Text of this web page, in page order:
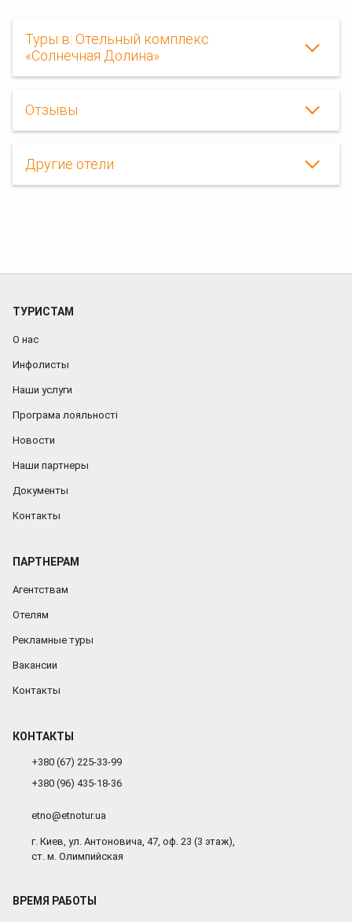
Туры в: Отельный комплекс
«Солнечная Долина»
Отзывы
Другие отели
ТУРИСТАМ
О нас
Инфолисты
Наши услуги
Програма лояльності
Новости
Наши партнеры
Документы
Контакты
ПАРТНЕРАМ
Агентствам
Отелям
Рекламные туры
Вакансии
Контакты
КОНТАКТЫ
+380 (67) 225-33-99
+380 (96) 435-18-36
etno@etnotur.ua
г. Киев, ул. Антоновича, 47, оф. 23 (3 этаж),
ст. м. Олимпийская
ВРЕМЯ РАБОТЫ